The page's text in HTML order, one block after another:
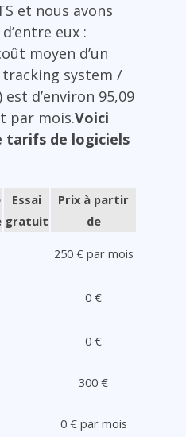
et nous avons
eux :
moyen d’un
system /
d’environ 95,09
par mois.Voici
tarifs de logiciels
Essai
gratuit
Prix à partir
de
250 € par mois
0 €
0 €
300 €
0 € par mois